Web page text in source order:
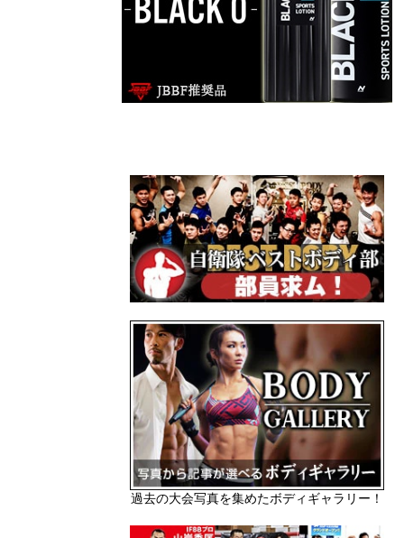
過去の大会写真を集めたボディギャラリー！